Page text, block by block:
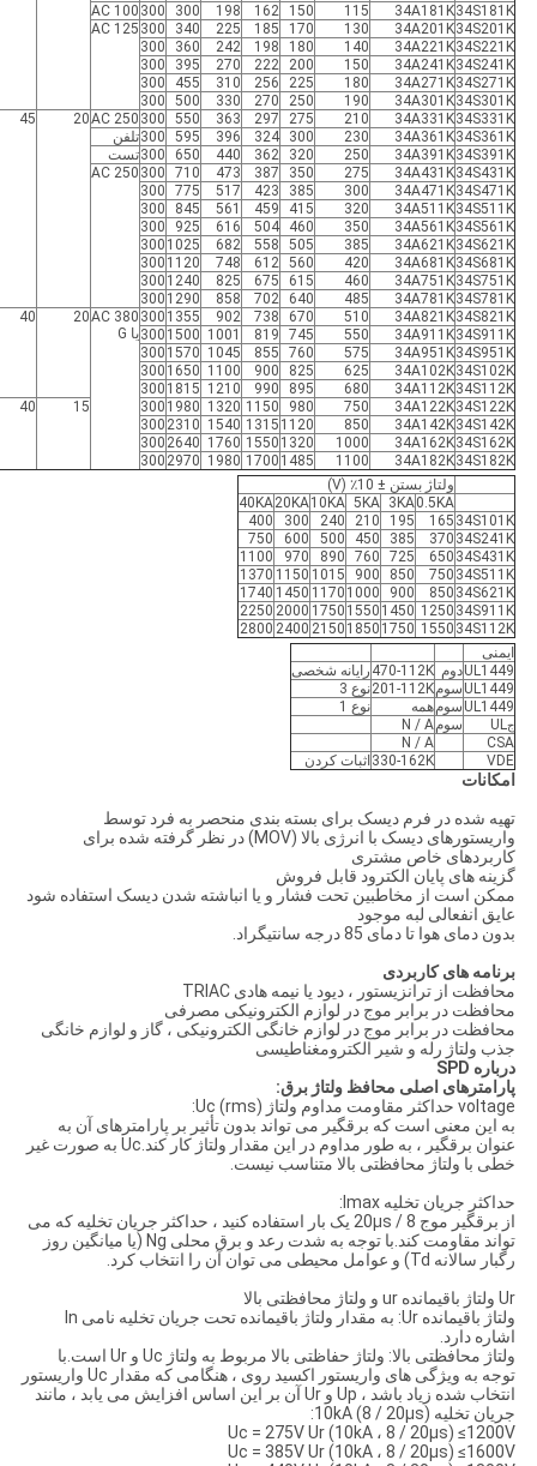
34S181K
34A181K
115
150
162
198
300
300
AC 100
34S201K
34A201K
130
170
185
225
340
300
AC 125
34S221K
34A221K
140
180
198
242
360
300
34S241K
34A241K
150
200
222
270
395
300
34S271K
34A271K
180
225
256
310
455
300
34S301K
34A301K
190
250
270
330
500
300
34S331K
34A331K
210
275
297
363
550
300
AC 250
20
45
34S361K
34A361K
230
300
324
396
595
300تلفن
34S391K
34A391K
250
320
362
440
650
300تست
34S431K
34A431K
275
350
387
473
710
300
AC 250
34S471K
34A471K
300
385
423
517
775
300
34S511K
34A511K
320
415
459
561
845
300
34S561K
34A561K
350
460
504
616
925
300
34S621K
34A621K
385
505
558
682
1025
300
34S681K
34A681K
420
560
612
748
1120
300
34S751K
34A751K
460
615
675
825
1240
300
34S781K
34A781K
485
640
702
858
1290
300
34S821K
34A821K
510
670
738
902
1355
300
AC 380
یا G
20
40
34S911K
34A911K
550
745
819
1001
1500
300
34S951K
34A951K
575
760
855
1045
1570
300
34S102K
34A102K
625
825
900
1100
1650
300
34S112K
34A112K
680
895
990
1210
1815
300
34S122K
34A122K
750
980
1150
1320
1980
300
15
40
34S142K
34A142K
850
1120
1315
1540
2310
300
34S162K
34A162K
1000
1320
1550
1760
2640
300
34S182K
34A182K
1100
1485
1700
1980
2970
300
ولتاژ بستن ± 10٪ (V)
0.5KA
3KA
5KA
10KA
20KA
40KA
34S101K
165
195
210
240
300
400
34S241K
370
385
450
500
600
750
34S431K
650
725
760
890
970
1100
34S511K
750
850
900
1015
1150
1370
34S621K
850
900
1000
1170
1450
1740
34S911K
1250
1450
1550
1750
2000
2250
34S112K
1550
1750
1850
2150
2400
2800
ایمنی
UL1449دوم 470-112K رایانه شخصی
UL1449 سوم201-112Kنوع 3
UL1449 سومهمه نوع 1
جUL سومN / A
CSA
N / A
VDE
330-162K اثبات كردن
امکانات
تهیه شده در فرم دیسک برای بسته بندی منحصر به فرد توسط
واریستورهای دیسک با انرژی بالا (MOV) در نظر گرفته شده برای
کاربردهای خاص مشتری
گزینه های پایان الکترود قابل فروش
ممکن است از مخاطبین تحت فشار و یا انباشته شدن دیسک استفاده شود
عایق انفعالی لبه موجود
بدون دمای هوا تا دمای 85 درجه سانتیگراد.
برنامه های کاربردی
محافظت از ترانزیستور ، دیود یا نیمه هادی TRIAC
محافظت در برابر موج در لوازم الکترونیکی مصرفی
محافظت در برابر موج در لوازم خانگی الکترونیکی ، گاز و لوازم خانگی
جذب ولتاژ رله و شیر الکترومغناطیسی
درباره SPD
پارامترهای اصلی محافظ ولتاژ برق:
voltage حداکثر مقاومت مداوم ولتاژ Uc (rms):
به این معنی است که برقگیر می تواند بدون تأثیر بر پارامترهای آن به
عنوان برقگیر ، به طور مداوم در این مقدار ولتاژ کار کند.Uc به صورت غیر
خطی با ولتاژ محافظتی بالا متناسب نیست.
حداکثر جریان تخلیه Imax:
از برقگیر موج 8 / 20μs یک بار استفاده کنید ، حداکثر جریان تخلیه که می
تواند مقاومت کند.با توجه به شدت رعد و برق محلی Ng (یا میانگین روز
رگبار سالانه Td) و عوامل محیطی می توان آن را انتخاب کرد.
Ur ولتاژ باقیمانده ur و ولتاژ محافظتی بالا
ولتاژ باقیمانده Ur: به مقدار ولتاژ باقیمانده تحت جریان تخلیه نامی In
اشاره دارد.
ولتاژ محافظتی بالا: ولتاژ حفاظتی بالا مربوط به ولتاژ Uc و Ur است.با
توجه به ویژگی های واریستور اکسید روی ، هنگامی که مقدار Uc واریستور
انتخاب شده زیاد باشد ، Up و Ur آن بر این اساس افزایش می یابد ، مانند
جریان تخلیه 10kA (8 / 20μs):
Uc = 275V Ur (10kA ، 8 / 20μs) ≤1200V
Uc = 385V Ur (10kA ، 8 / 20μs) ≤1600V